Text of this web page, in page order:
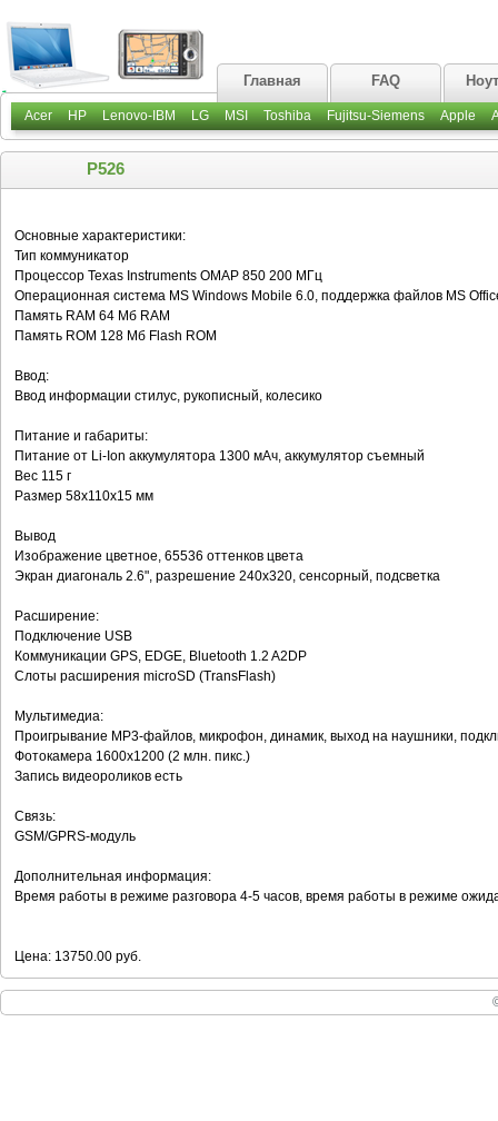
Главная FAQ
Acer HP Lenovo-IBM LG MSI Toshiba Fujitsu-Siemens Apple
P526
Основные характеристики:
Тип коммуникатор
Процессор Texas Instruments OMAP 850 200 МГц
Операционная система MS Windows Mobile 6.0, поддержка файлов MS
Память RAM 64 Мб RAM
Память ROM 128 Мб Flash ROM
Ввод:
Ввод информации стилус, рукописный, колесико
Питание и габариты:
Питание от Li-Ion аккумулятора 1300 мАч, аккумулятор съемный
Вес 115 г
Размер 58x110x15 мм
Вывод
Изображение цветное, 65536 оттенков цвета
Экран диагональ 2.6", разрешение 240x320, сенсорный, подсветка
Расширение:
Подключение USB
Коммуникации GPS, EDGE, Bluetooth 1.2 A2DP
Слоты расширения microSD (TransFlash)
Мультимедиа:
Проигрывание MP3-файлов, микрофон, динамик, выход на наушники,
Фотокамера 1600x1200 (2 млн. пикс.)
Запись видеороликов есть
Связь:
GSM/GPRS-модуль
Дополнительная информация:
Время работы в режиме разговора 4-5 часов, время работы в режиме
Цена: 13750.00 руб.